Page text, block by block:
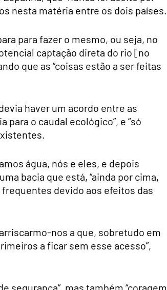
nesta matéria entre os dois países.
para fazer o mesmo, ou seja, no
captação direta do rio [no
que as “coisas estão a ser feitas
haver um acordo entre as
para o caudal ecológico”, e “só
água, nós e eles, e depois
bacia que está, “ainda por cima,
frequentes devido aos efeitos das
nos a que, sobretudo em
a ficar sem esse acesso”,